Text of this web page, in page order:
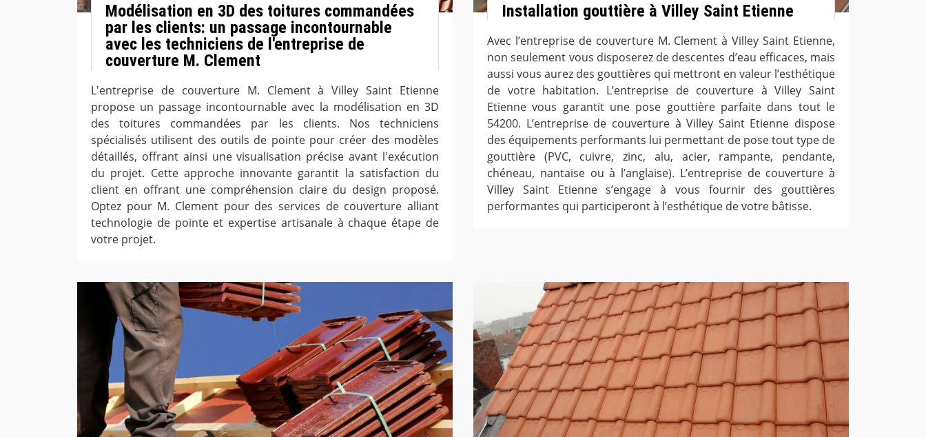
Modélisation en 3D des toitures commandées
par les clients: un passage incontournable
avec les techniciens de l'entreprise de
couverture M. Clement
L'entreprise de couverture M. Clement à Villey Saint Etienne
propose un passage incontournable avec la modélisation en 3D
des toitures commandées par les clients. Nos techniciens
spécialisés utilisent des outils de pointe pour créer des modèles
détaillés, offrant ainsi une visualisation précise avant l'exécution
du projet. Cette approche innovante garantit la satisfaction du
client en offrant une compréhension claire du design proposé.
Optez pour M. Clement pour des services de couverture alliant
technologie de pointe et expertise artisanale à chaque étape de
votre projet.
Installation gouttière à Villey Saint Etienne
Avec l’entreprise de couverture M. Clement à Villey Saint Etienne,
non seulement vous disposerez de descentes d’eau efficaces, mais
aussi vous aurez des gouttières qui mettront en valeur l’esthétique
de votre habitation. L’entreprise de couverture à Villey Saint
Etienne vous garantit une pose gouttière parfaite dans tout le
54200. L’entreprise de couverture à Villey Saint Etienne dispose
des équipements performants lui permettant de pose tout type de
gouttière (PVC, cuivre, zinc, alu, acier, rampante, pendante,
chéneau, nantaise ou à l’anglaise). L’entreprise de couverture à
Villey Saint Etienne s’engage à vous fournir des gouttières
performantes qui participeront à l’esthétique de votre bâtisse.